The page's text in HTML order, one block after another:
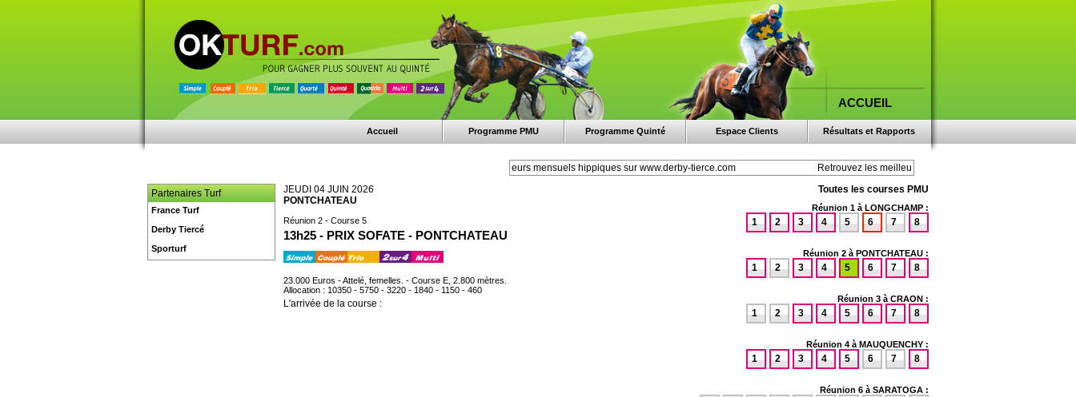
ACCUEIL
Résultats et Rapports
Espace Clients
Programme Quinté
Programme PMU
Accueil
Toutes les courses PMU
Réunion 1 à LONGCHAMP :
8
7
6
5
4
3
2
1
Réunion 2 à PONTCHATEAU :
8
7
6
5
4
3
2
1
Réunion 3 à CRAON :
8
7
6
5
4
3
2
1
Réunion 4 à MAUQUENCHY :
8
7
6
5
4
3
2
1
Réunion 6 à SARATOGA :
JEUDI 04 JUIN 2026
PONTCHATEAU
Réunion 2 - Course 5
13h25 - PRIX SOFATE - PONTCHATEAU
23.000 Euros - Attelé, femelles. - Course E, 2.800 mètres.
Allocation : 10350 - 5750 - 3220 - 1840 - 1150 - 460
L'arrivée de la course :
Partenaires Turf
France Turf
Derby Tiercé
Sporturf